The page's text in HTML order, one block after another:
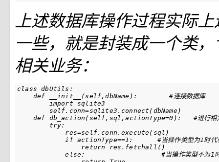
上述数据库操作过程实际
一些，就是封装成一个类
相关业务：
class dbUtils :
def
__init__ (self,dbName ):
#连接数据库
import sqlite3
self. conn=sqlite3 . connect (dbName)
def db_action (self, sql ,actionType=0 ):
#进行相
try:
res=self. conn .execute(sql )
if actionType==1 :
#当操作类型为1
return
res . fetchall ()
else:
#当操作类型不